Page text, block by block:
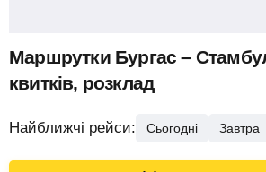
Маршрутки Бургас –
квитків, розклад
Найближчі рейси: Сьогодні Завтра